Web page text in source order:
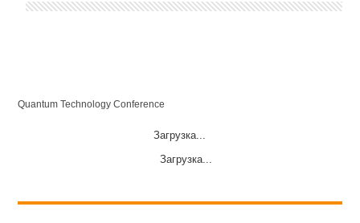
Quantum Technology Conference
Загрузка...
Загрузка...